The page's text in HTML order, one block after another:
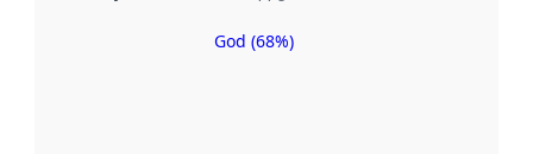
Metadatakvalitet
God (68%)